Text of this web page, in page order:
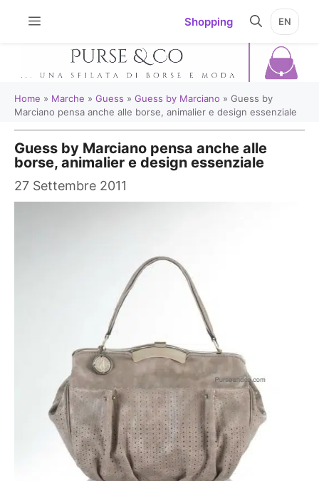
Shopping EN
Home » Marche » Guess » Guess by Marciano » Guess by
Marciano pensa anche alle borse, animalier e design essenziale
Guess by Marciano pensa anche alle
borse, animalier e design essenziale
27 Settembre 2011